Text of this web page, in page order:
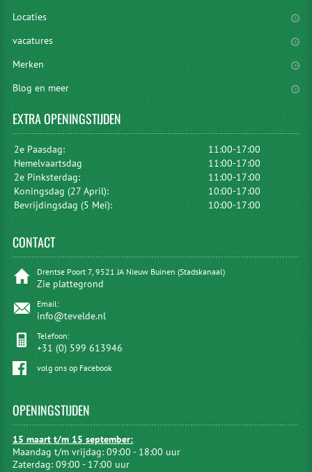
Locaties
vacatures
Merken
Blog en meer
EXTRAOPENINGSTIJDEN
2e Paasdag:
11:00-17:00
Hemelvaartsdag
11:00-17:00
2e Pinksterdag:
11:00-17:00
Koningsdag (27 April):
10:00-17:00
Bevrijdingsdag (5 Mei):
10:00-17:00
CONTACT
Drentse Poort 7, 9521 JA Nieuw Buinen (Stadskanaal)
Zie plattegrond
Email:
info@tevelde.nl
Telefoon:
+31 (0) 599 613946
volg ons op Facebook
OPENINGSTIJDEN
15 maart t/m 15 september:
Maandag t/m vrijdag: 09:00 - 18:00 uur
Zaterdag: 09:00 - 17:00 uur